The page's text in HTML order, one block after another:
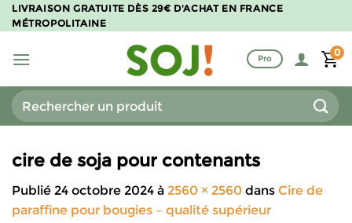
Passer
au
LIVRAISON GRATUITE DÈS 29€ D'ACHAT EN FRANCE
MÉTROPOLITAINE
Pro
0
Recherche
pour :
cire de soja pour contenants
Publié 24 octobre 2024 à 2560 × 2560 dans Cire de
paraffine pour bougies – qualité supérieur